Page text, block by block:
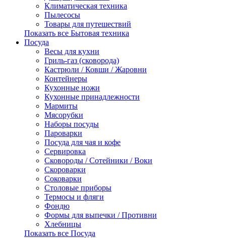
Климатическая техника
Пылесосы
Товары для путешествий
Показать все Бытовая техника
Посуда
Весы для кухни
Гриль-газ (сковорода)
Кастрюли / Ковши / Жаровни
Контейнеры
Кухонные ножи
Кухонные принадлежности
Мармиты
Мясорубки
Наборы посуды
Пароварки
Посуда для чая и кофе
Сервировка
Сковороды / Сотейники / Воки
Скороварки
Соковарки
Столовые приборы
Термосы и фляги
Фондю
Формы для выпечки / Противни
Хлебницы
Показать все Посуда